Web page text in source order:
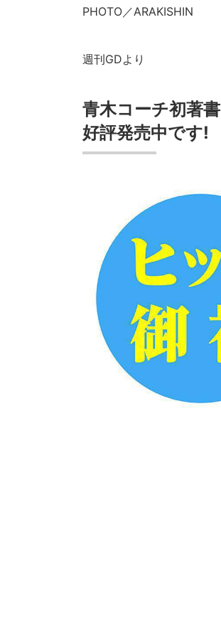
PHOTO／ARAKISHIN
週刊GDより
青木コーチ初著書
好評発売中です!